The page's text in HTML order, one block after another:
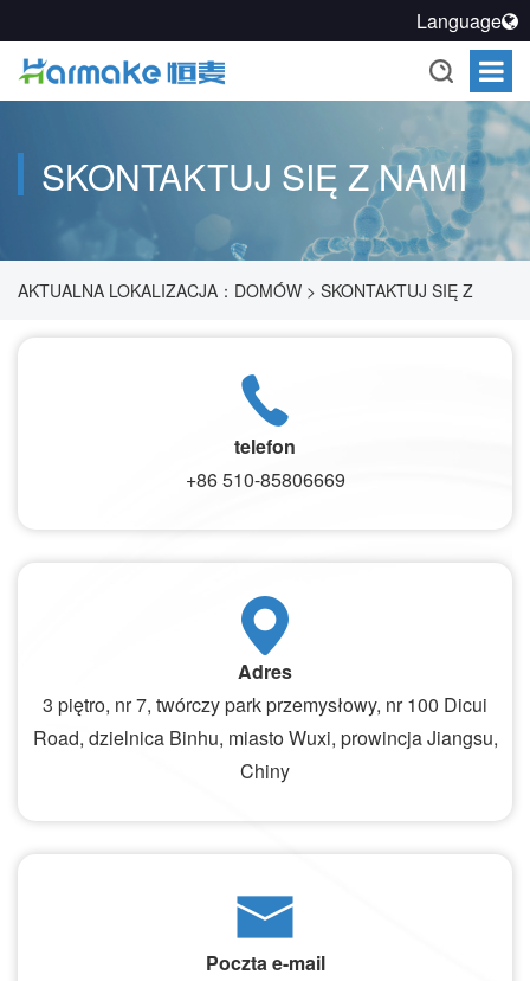
SKONTAKTUJ SIĘ Z NAMI
AKTUALNA LOKALIZACJA： DOMÓW > SKONTAKTUJ SIĘ Z
telefon
+86 510-85806669
Adres
3 piętro, nr 7, twórczy park przemysłowy, nr 100 Dicui
Road, dzielnica Binhu, miasto Wuxi, prowincja Jiangsu,
Chiny
Poczta e-mail
Language